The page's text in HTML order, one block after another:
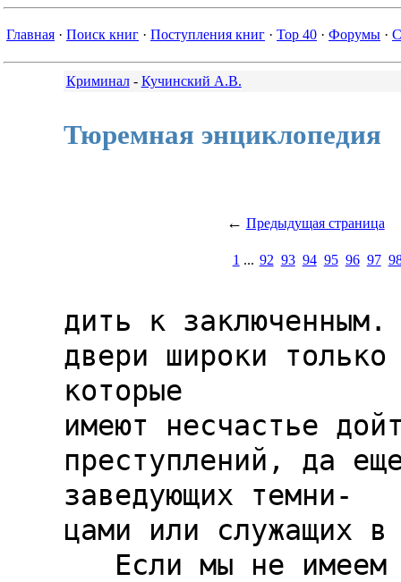
Главная · Поиск книг · Поступления книг · Top 40 · Форумы ·
Криминал- Кучинский А.В.
Тюремная энциклопедия
← Предыдущая страница
1 ... 92 93 94 95 96 97
дить к заключенным.
двери широки
которые
имеют несчастье
преступлений, да
заведующих темни-
цами или служащих